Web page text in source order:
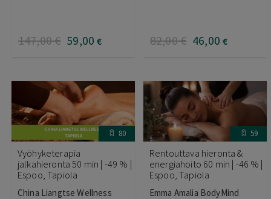
147,00€ 59,00 € 82,00€ 46,00 €
80
Vyöhyketerapia
jalkahieronta 50 min | -49 % |
Espoo, Tapiola
China Liangtse Wellness
59
Rentouttava hieronta &
energiahoito 60 min | -46 % |
Espoo, Tapiola
Emma Amalia BodyMind